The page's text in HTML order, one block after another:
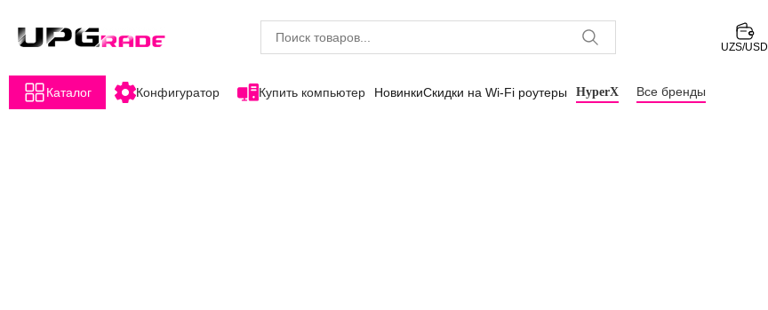
UZS/USD
Каталог Конфигуратор Купить компьютер НовинкиСкидки на Wi-Fi роутеры HyperX Все бренды